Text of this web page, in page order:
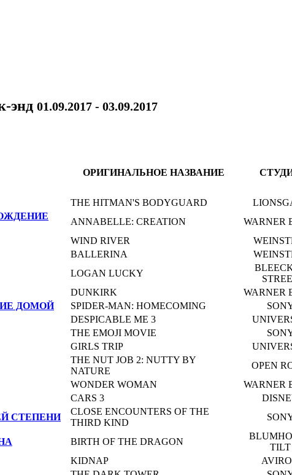
энд 01.09.2017 - 03.09.2017
ОРИГИНАЛЬНОЕ НАЗВАНИЕ
THE HITMAN'S BODYGUARD
ANNABELLE: CREATION WARNER
WIND RIVER
BALLERINA
LOGAN LUCKY
DUNKIRK WARNER
ДОМОЙ SPIDER-MAN: HOMECOMING
DESPICABLE ME 3
THE EMOJI MOVIE
GIRLS TRIP
THE NUT JOB 2: NUTTY BY
NATURE
OPEN
WONDER WOMAN WARNER
CARS 3
СТЕПЕНИ
CLOSE ENCOUNTERS OF THE
THIRD KIND
BIRTH OF THE DRAGON
TILT
KIDNAP